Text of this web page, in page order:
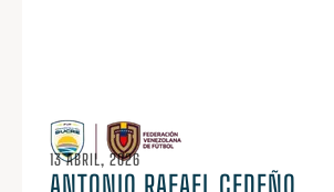
13 ABRIL, 2026
ANTONIO RAFAEL CEDEÑO